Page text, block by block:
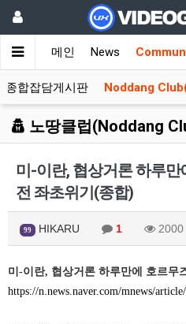
메인 News
종합잡담게시판 Noddang
노땅클럽(Noddang
미-이란, 협상거론 하루
전 좌초위기(종합)
99 HIKARU 1 2000
미-이란, 협상거론 하루만에 호르
https://n.news.naver.com/mnews/